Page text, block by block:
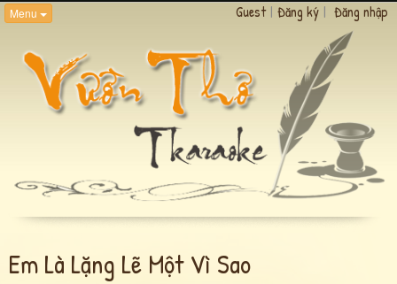
Menu Guest | Đăng ký | Đăng nhập
Em Là Lặng Lẽ Một Vì Sao